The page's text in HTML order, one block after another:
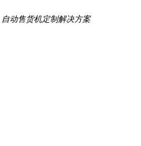
自动售货机定制解决方案